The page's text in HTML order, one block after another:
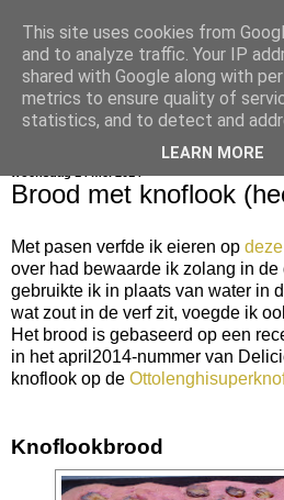
bijna net zo
Brood met knoflook
Met pasen verfde ik eieren op deze
over had bewaarde ik zolang in
gebruikte ik in plaats van water in
wat zout in de verf zit, voegde ik
Het brood is gebaseerd op een
in het april2014-nummer van
knoflook op de
Knoflookbrood
This site uses cookies from
and to analyze traffic. Your IP
shared with Google along with
metrics to ensure quality of
statistics, and to detect and
LEARN MORE